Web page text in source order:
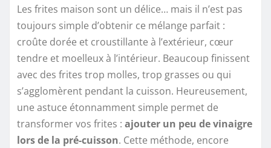
Les frites maison sont un délice… mais il n’est pas
toujours simple d’obtenir ce mélange parfait :
croûte dorée et croustillante à l’extérieur, cœur
tendre et moelleux à l’intérieur. Beaucoup finissent
avec des frites trop molles, trop grasses ou qui
s’agglomèrent pendant la cuisson. Heureusement,
une astuce étonnamment simple permet de
transformer vos frites : ajouter un peu de vinaigre
lors de la pré-cuisson. Cette méthode, encore